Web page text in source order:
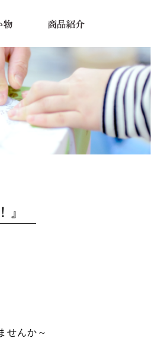
せんか～